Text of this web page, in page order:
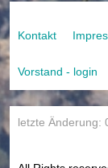
Kontakt
Vorstand - login
letzte Änderung: